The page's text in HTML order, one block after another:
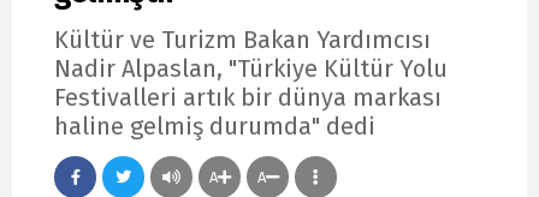
Kültür ve Turizm Bakan Yardımcısı
Nadir Alpaslan, "Türkiye Kültür Yolu
Festivalleri artık bir dünya markası
haline gelmiş durumda" dedi
A A